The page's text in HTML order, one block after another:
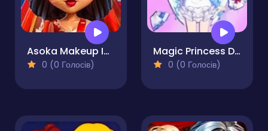
Asoka Makeup Indian Bride
0 (0 Голосів)
Magic Princess Dress Up Doll
0 (0 Голосів)